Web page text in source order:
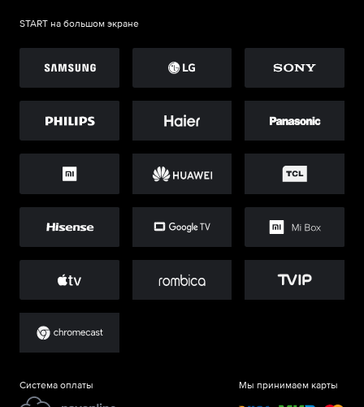
START на большом экране
Система оплаты Мы принимаем карты